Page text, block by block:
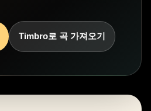
Timbro로 곡 가져오기